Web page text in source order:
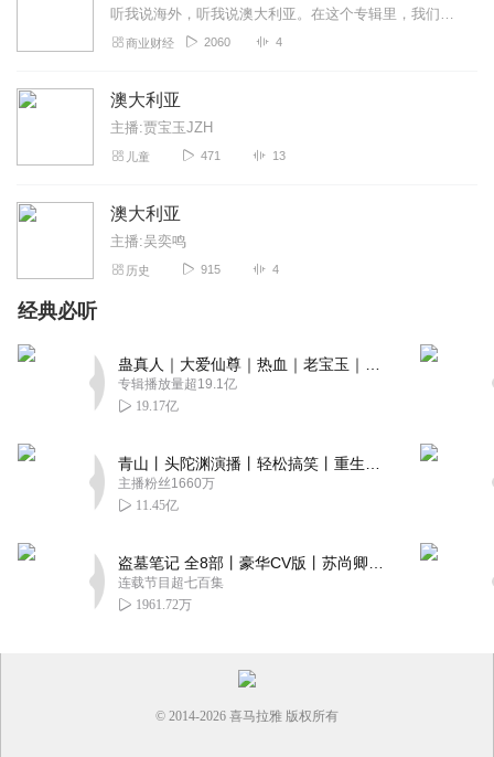
听我说海外，听我说澳大利亚。在这个专辑里，我们会为各位听众讲解澳大利亚的各种资讯，包括国家、城市、房产投资、新闻热点、吃喝玩乐等相关信息，敬请关注哦！如果您有想...
商业财经 2060 4
澳大利亚
主播:贾宝玉JZH
儿童 471 13
澳大利亚
主播:吴奕鸣
历史 915 4
经典必听
专辑播放量超19.1亿
19.17亿
主播粉丝1660万
11.45亿
连载节目超七百集
1961.72万
© 2014-2026 喜马拉雅 版权所有